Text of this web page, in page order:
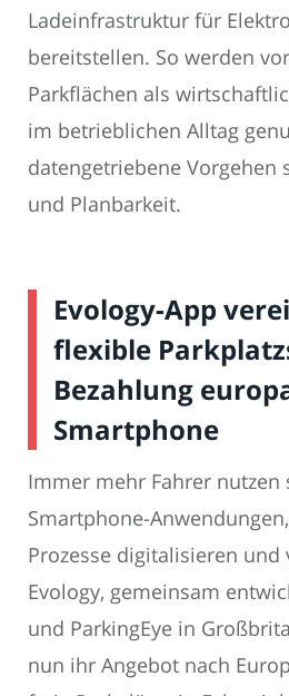
Ladeinfrastruktur für
bereitstellen. So werden
Parkflächen als
im betrieblichen Alltag
datengetriebene Vorgehen
und Planbarkeit.
Evology-App
flexible
Bezahlung
Smartphone
Immer mehr Fahrer nutzen
Smartphone-
Prozesse digitalisieren und
Evology, gemeinsam
und ParkingEye in
nun ihr Angebot nach